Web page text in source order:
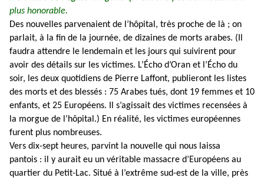
plus honorable.
Des nouvelles parvenaient de l’hôpital, très proche de là ; on
parlait, à la fin de la journée, de dizaines de morts arabes. (Il
faudra attendre le lendemain et les jours qui suivirent pour
avoir des détails sur les victimes. L’Écho d’Oran et l’Écho du
soir, les deux quotidiens de Pierre Laffont, publieront les listes
des morts et des blessés : 75 Arabes tués, dont 19 femmes et 10
enfants, et 25 Européens. Il s’agissait des victimes recensées à
la morgue de l’hôpital.) En réalité, les victimes européennes
furent plus nombreuses.
Vers dix-sept heures, parvint la nouvelle qui nous laissa
pantois : il y aurait eu un véritable massacre d’Européens au
quartier du Petit-Lac. Situé à l’extrême sud-est de la ville, près